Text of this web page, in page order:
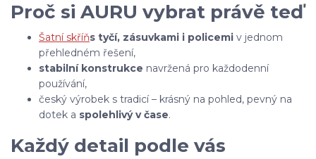
Proč si AURU vybrat právě teď
Šatní skříňs tyčí, zásuvkami i policemi v jednom
přehledném řešení,
stabilní konstrukce navržená pro každodenní
používání,
český výrobek s tradicí – krásný na pohled, pevný na
dotek a spolehlivý v čase.
Každý detail podle vás